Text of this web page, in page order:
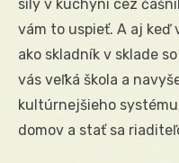
sily v kuchyni cez
vám to uspieť. A aj
ako skladník v sklade
vás veľká škola a
kultúrnejšieho
domov a stať sa